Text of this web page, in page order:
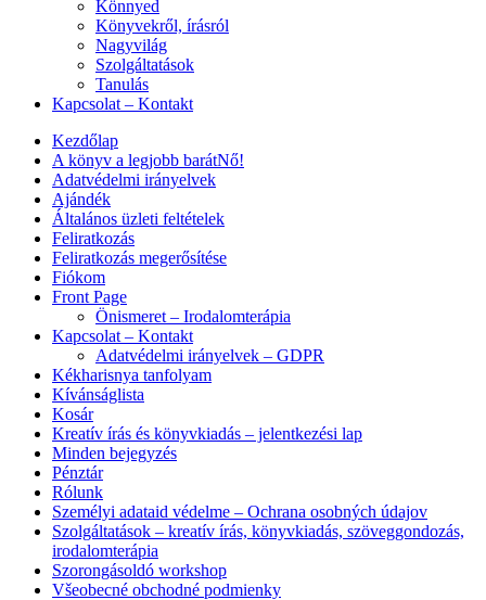
Könnyed
Könyvekről, írásról
Nagyvilág
Szolgáltatások
Tanulás
Kapcsolat – Kontakt
Kezdőlap
A könyv a legjobb barátNő!
Adatvédelmi irányelvek
Ajándék
Általános üzleti feltételek
Feliratkozás
Feliratkozás megerősítése
Fiókom
Front Page
Önismeret – Irodalomterápia
Kapcsolat – Kontakt
Adatvédelmi irányelvek – GDPR
Kékharisnya tanfolyam
Kívánságlista
Kosár
Kreatív írás és könyvkiadás – jelentkezési lap
Minden bejegyzés
Pénztár
Rólunk
Személyi adataid védelme – Ochrana osobných údajov
Szolgáltatások – kreatív írás, könyvkiadás, szöveggondozás,
irodalomterápia
Szorongásoldó workshop
Všeobecné obchodné podmienky